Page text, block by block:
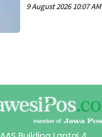
9 August 2026 10:07 AM